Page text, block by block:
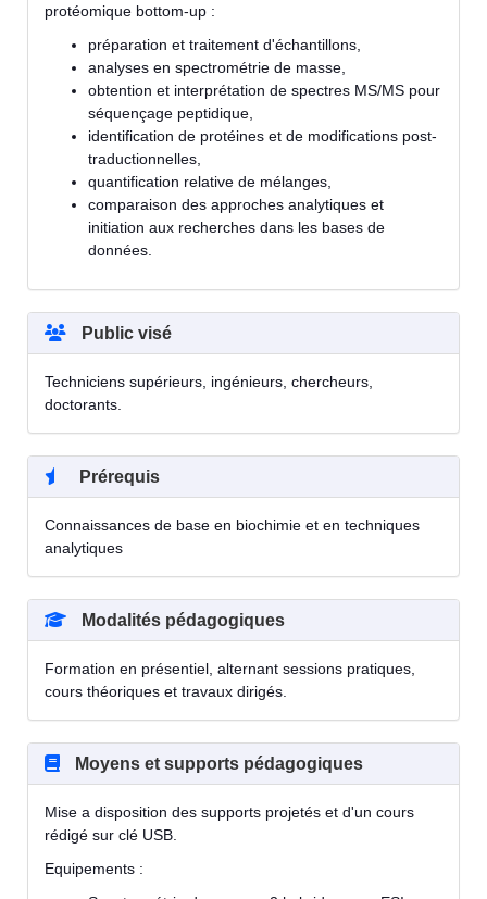
protéomique bottom-up :
préparation et traitement d'échantillons,
analyses en spectrométrie de masse,
obtention et interprétation de spectres MS/MS pour
séquençage peptidique,
identification de protéines et de modifications post-
traductionnelles,
quantification relative de mélanges,
comparaison des approches analytiques et
initiation aux recherches dans les bases de
données.
Public visé
Techniciens supérieurs, ingénieurs, chercheurs,
doctorants.
Prérequis
Connaissances de base en biochimie et en techniques
analytiques
Modalités pédagogiques
Formation en présentiel, alternant sessions pratiques,
cours théoriques et travaux dirigés.
Moyens et supports pédagogiques
Mise a disposition des supports projetés et d'un cours
rédigé sur clé USB.
Equipements :